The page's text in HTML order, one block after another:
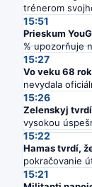
trénerom
15:51
Prieskum
% upozorňuje
15:27
Vo veku 68
nevydala
15:26
Zelenskyj
vysokou
15:22
Hamas tvrdí,
pokračovanie
15:21